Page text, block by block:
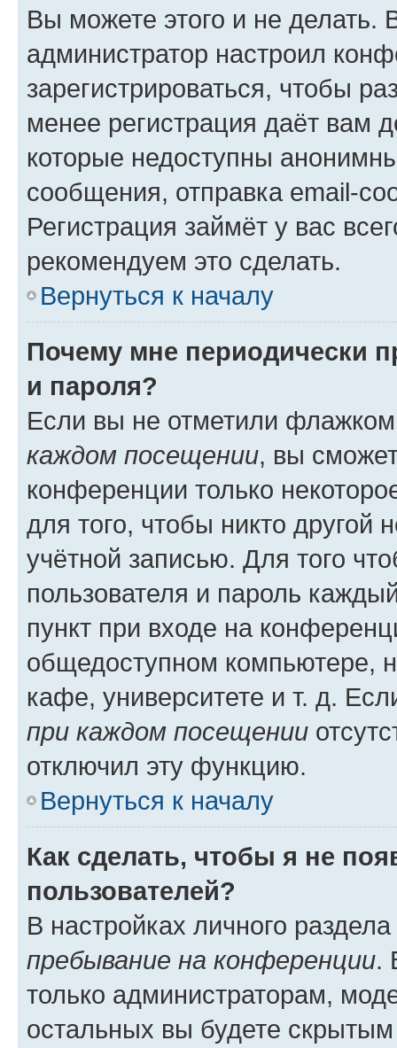
Вы можете этого и не делать.
администратор настроил
зарегистрироваться, чтобы
менее регистрация даёт вам
которые недоступны
сообщения, отправка email-
Регистрация займёт у вас
рекомендуем это сделать.
Вернуться к началу
Почему мне периодически
и пароля?
Если вы не отметили
каждом посещении, вы
конференции только
для того, чтобы никто другой
учётной записью. Для того
пользователя и пароль
пункт при входе на
общедоступном компьютере,
кафе, университете и т. д.
при каждом посещении
отключил эту функцию.
Вернуться к началу
Как сделать, чтобы я не
пользователей?
В настройках личного
пребывание на конференции.
только администраторам,
остальных вы будете